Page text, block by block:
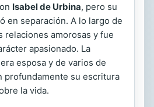
Isabel de Urbina, pero su
en separación. A lo largo de
relaciones amorosas y fue
apasionado. La
esposa y de varios de
profundamente su escritura
la vida.